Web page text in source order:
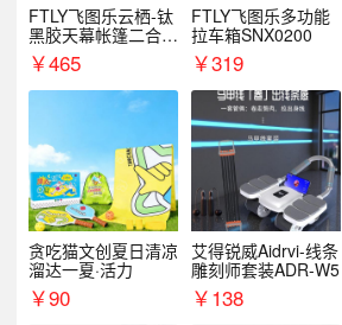
FTLY飞图乐云栖-钛
黑胶天幕帐篷二合一
TMTZ0201
￥465
FTLY飞图乐多功能
拉车箱SNX0200
￥319
贪吃猫文创夏日清凉
溜达一夏·活力
￥90
艾得锐威Aidrvi-线条
雕刻师套装ADR-W5
￥138